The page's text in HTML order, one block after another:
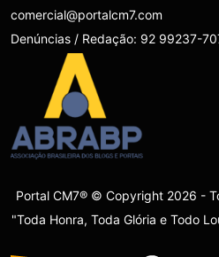
comercial@portalcm7.com
Denúncias / Redação: 92 99237-
Portal CM7® © Copyright 2026 -
"Toda Honra, Toda Glória e Todo